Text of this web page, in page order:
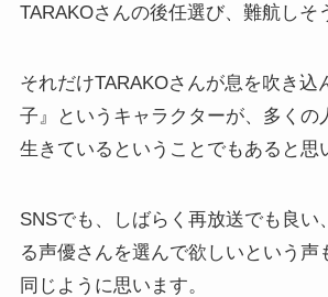
TARAKOさんの後任選び、難航しそ
それだけTARAKOさんが息を吹き込
子』というキャラクターが、多くの
生きているということでもあると思
SNSでも、しばらく再放送でも良い
る声優さんを選んで欲しいという声
同じように思います。